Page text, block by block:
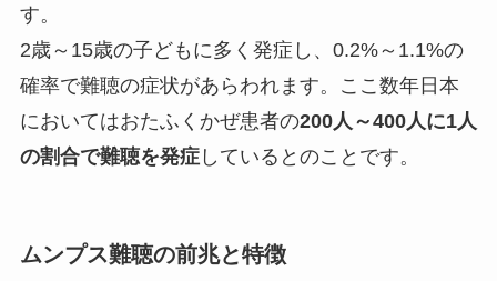
す。
2歳～15歳の子どもに多く発症し、0.2%～1.1%の
確率で難聴の症状があらわれます。ここ数年日本
においてはおたふくかぜ患者の200人～400人に1人
の割合で難聴を発症しているとのことです。
ムンプス難聴の前兆と特徴